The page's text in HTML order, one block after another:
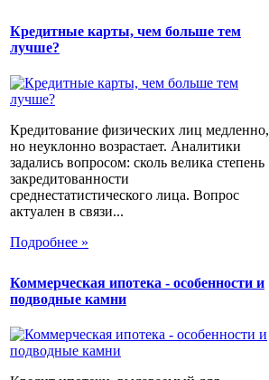
Кредитные карты, чем больше тем
лучше?
Кредитование физических лиц медленно,
но неуклонно возрастает. Аналитики
задались вопросом: сколь велика степень
закредитованности
среднестатистического лица. Вопрос
актуален в связи...
Подробнее »
Коммерческая ипотека - особенности и
подводные камни